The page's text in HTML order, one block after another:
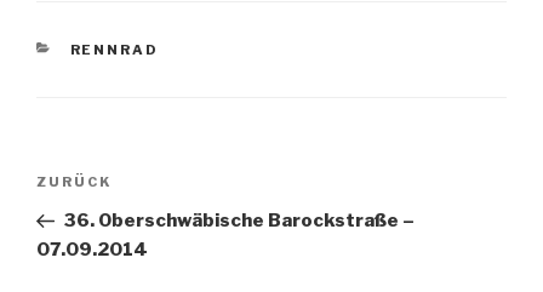
KATEGORIEN
RENNRAD
Beitragsnavigation
Vorheriger
Beitrag
ZURÜCK
36. Oberschwäbische Barockstraße –
07.09.2014